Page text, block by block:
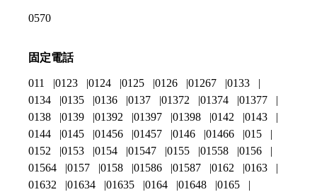
0570
固定電話
011 0123 0124 0125 0126 01267
0133
0134
0135 0136 0137 01372 01374
01377
0138
0139 01392 01397 01398 0142
0143
0144
0145 01456 01457 0146 01466
015
0152
0153 0154 01547 0155 01558
0156
01564
0157 0158 01586 01587 0162
0163
01632
01634 01635 0164 01648
0165